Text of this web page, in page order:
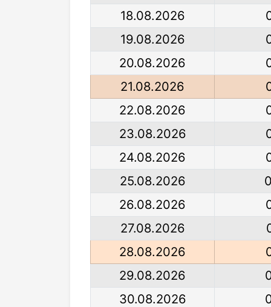
18.08.2026
19.08.2026
20.08.2026
21.08.2026
22.08.2026
23.08.2026
24.08.2026
25.08.2026
26.08.2026
27.08.2026
28.08.2026
29.08.2026
30.08.2026